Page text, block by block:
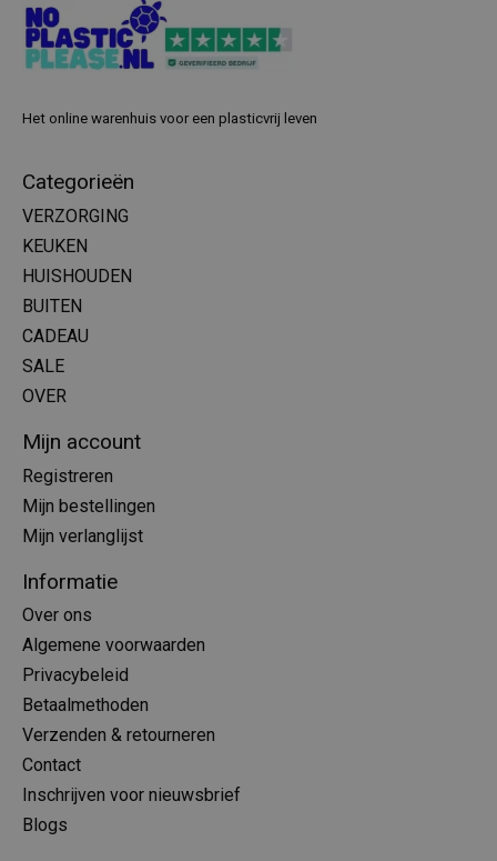
Het online warenhuis voor een plasticvrij leven
Categorieën
VERZORGING
KEUKEN
HUISHOUDEN
BUITEN
CADEAU
SALE
OVER
Mijn account
Registreren
Mijn bestellingen
Mijn verlanglijst
Informatie
Over ons
Algemene voorwaarden
Privacybeleid
Betaalmethoden
Verzenden & retourneren
Contact
Inschrijven voor nieuwsbrief
Blogs